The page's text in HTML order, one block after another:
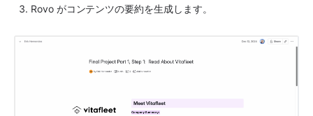
Rovo がコンテンツの要約を生成します。